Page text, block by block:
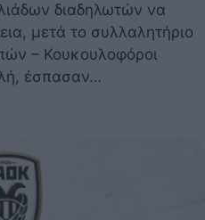
διαδηλωτών να
μετά το συλλαλητήριο
– Κουκουλοφόροι
έσπασαν…